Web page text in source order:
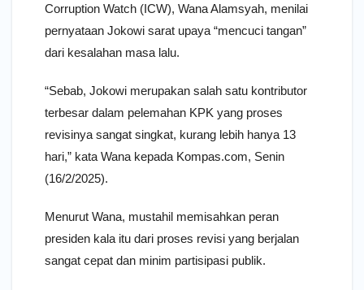
Corruption Watch (ICW), Wana Alamsyah, menilai
pernyataan Jokowi sarat upaya “mencuci tangan”
dari kesalahan masa lalu.
“Sebab, Jokowi merupakan salah satu kontributor
terbesar dalam pelemahan KPK yang proses
revisinya sangat singkat, kurang lebih hanya 13
hari,” kata Wana kepada Kompas.com, Senin
(16/2/2025).
Menurut Wana, mustahil memisahkan peran
presiden kala itu dari proses revisi yang berjalan
sangat cepat dan minim partisipasi publik.